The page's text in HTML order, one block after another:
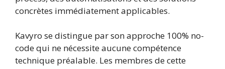
concrètes immédiatement applicables.
Kavyro se distingue par son approche 100% no-
code qui ne nécessite aucune compétence
technique préalable. Les membres de cette